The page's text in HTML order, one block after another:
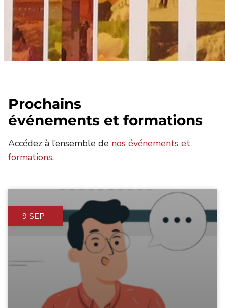
Prochains
événements et formations
Accédez à l’ensemble de nos événements et
formations.
9 SEP